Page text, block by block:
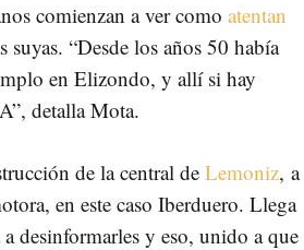
comienzan a ver como atentan
suyas. “Desde los años 50 había
en Elizondo, y allí si hay
detalla Mota.
de la central de Lemoniz, a
en este caso Iberduero. Llega
desinformarles y eso, unido a que